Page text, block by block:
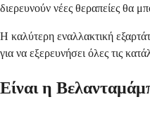
διερευνούν νέες θεραπείες θα
Η καλύτερη εναλλακτική
για να εξερευνήσει όλες τις
Είναι η